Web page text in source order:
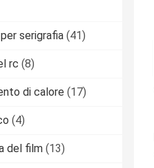
serigrafia (41)
rc (8)
di calore (17)
(4)
del film (13)